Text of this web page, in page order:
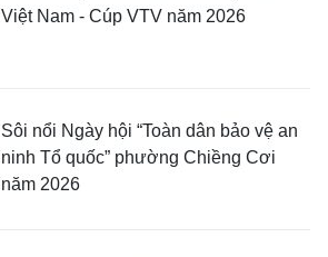
Việt Nam - Cúp VTV năm 2026
Sôi nổi Ngày hội “Toàn dân bảo vệ an
ninh Tổ quốc” phường Chiềng Cơi
năm 2026